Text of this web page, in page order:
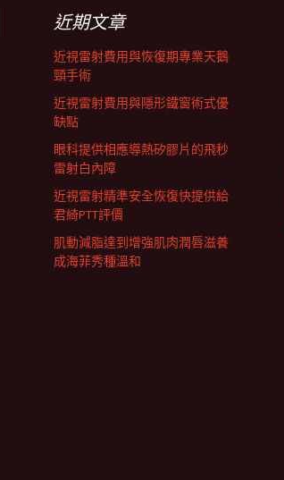
近期文章
近視雷射費用與恢復期專業天鵝
頸手術
近視雷射費用與隱形鐵窗術式優
缺點
眼科提供相應導熱矽膠片的飛秒
雷射白內障
近視雷射精準安全恢復快提供給
君綺PTT評價
肌動減脂達到增強肌肉潤唇滋養
成海菲秀種溫和